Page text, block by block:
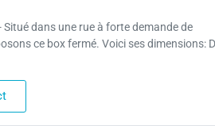
Situé dans une rue à forte demande de
ce box fermé. Voici ses dimensions: